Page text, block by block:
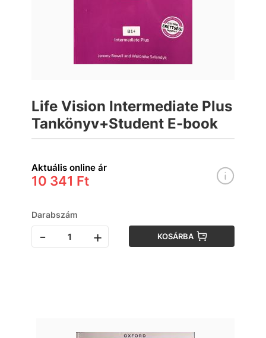
Life Vision Intermediate Plus
Tankönyv+Student E-book
Aktuális online ár
10 341 Ft
Darabszám
- + KOSÁRBA